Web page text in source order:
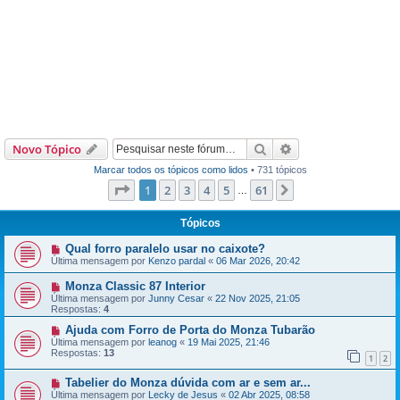
Novo Tópico Pesquisar
Marcar todos os tópicos como lidos • 731 tópicos
Página de 61
1 2 3 4 5 61
Tópicos
Qual forro paralelo usar no caixote?
Última mensagem por Kenzo pardal « 06 Mar 2026, 20:42
Monza Classic 87 Interior
Última mensagem por Junny Cesar « 22 Nov 2025, 21:05
Respostas: 4
Ajuda com Forro de Porta do Monza Tubarão
Última mensagem por leanog « 19 Mai 2025, 21:46
Respostas: 13 1 2
Tabelier do Monza dúvida com ar e sem ar...
Última mensagem por Lecky de Jesus « 02 Abr 2025, 08:58